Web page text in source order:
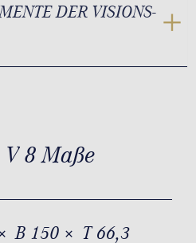
DER VISIONS-
8 Maße
B 150 × T 66,3